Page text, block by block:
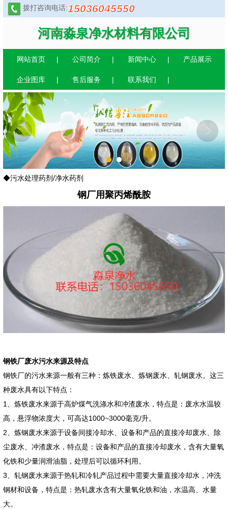
拨打咨询电话:15036045550
河南淼泉净水材料有限公司
网站首页 公司简介 新闻中心 产品展示
企业图库 售后服务 联系我们
1
2
◆污水处理药剂/净水药剂
钢厂用聚丙烯酰胺
钢铁厂废水污水来源及特点
钢铁厂的污水来源一般有三种：炼铁废水、炼钢废水、轧钢废水。这三
种废水具有以下特点：
1、炼铁废水来源于高炉煤气洗涤水和冲渣废水，特点是：废水水温较
高，悬浮物浓度大，可高达1000~3000毫克/升。
2、炼钢废水来源于设备间接冷却水、设备和产品的直接冷却废水、除
尘废水、冲渣废水，特点是：设备和产品的直接冷却废水，含有大量氧
化铁和少量润滑油脂，处理后可以循环利用。
3、轧钢废水来源于热轧和冷轧产品过程中需要大量直接冷却水，冲洗
钢材和设备，特点是：热轧废水含有大量氧化铁和油，水温高、水量
大。